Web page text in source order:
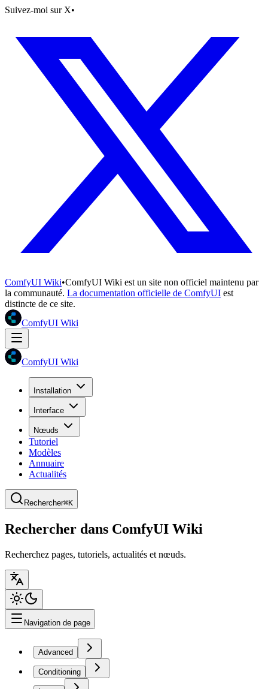
Suivez-moi sur X•
ComfyUI Wiki•ComfyUI Wiki est un site non officiel maintenu par
la communauté. La documentation officielle de ComfyUI est
distincte de ce site.
ComfyUI Wiki
ComfyUI Wiki
Installation
Interface
Nœuds
Tutoriel
Modèles
Annuaire
Actualités
Rechercher⌘K
Rechercher dans ComfyUI Wiki
Recherchez pages, tutoriels, actualités et nœuds.
Navigation de page
Advanced
Conditioning